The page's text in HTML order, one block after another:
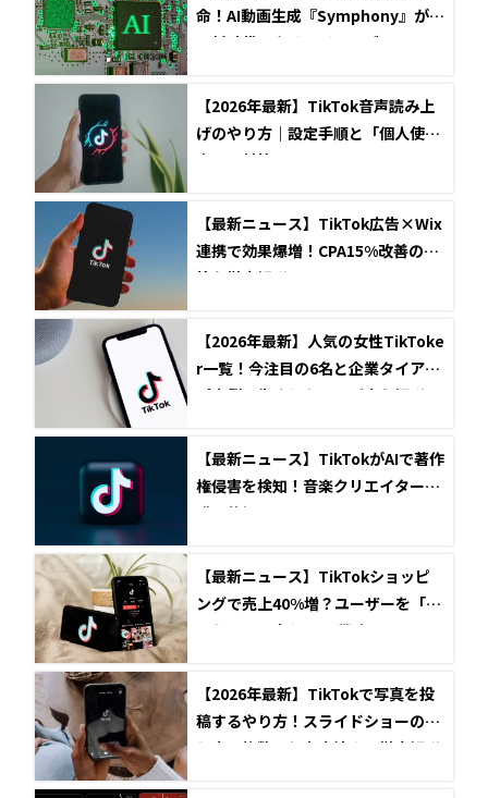
命！AI動画生成『Symphony』が創
る新時代のクリエイティブ
【2026年最新】TikTok音声読み上
げのやり方｜設定手順と「個人使用
専用」対策
【最新ニュース】TikTok広告×Wix
連携で効果爆増！CPA15%改善の秘
策を徹底解説
【2026年最新】人気の女性TikToke
r一覧！今注目の6名と企業タイアッ
プ事例・失敗しない選び方を解説
【最新ニュース】TikTokがAIで著作
権侵害を検知！音楽クリエイター保
護の仕組み
【最新ニュース】TikTokショッピ
ングで売上40%増？ユーザーを「買
いたい」に変えるEC戦略
【2026年最新】TikTokで写真を投
稿するやり方！スライドショーの作
り方・枚数・保存方法まで徹底解説